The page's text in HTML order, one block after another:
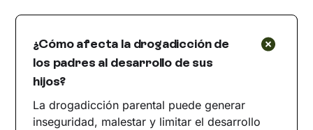
¿Cómo afecta la drogadicción de
los padres al desarrollo de sus
hijos?
La drogadicción parental puede generar
inseguridad, malestar y limitar el desarrollo